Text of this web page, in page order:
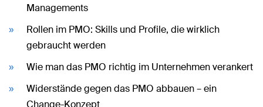
Managements
Rollen im PMO: Skills und Profile, die wirklich
gebraucht werden
Wie man das PMO richtig im Unternehmen verankert
Widerstände gegen das PMO abbauen – ein
Change-Konzept